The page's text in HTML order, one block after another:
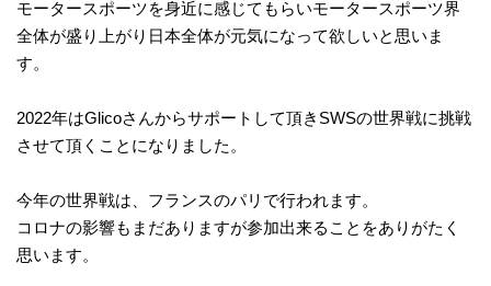
モータースポーツを身近に感じてもらいモータースポーツ界
全体が盛り上がり日本全体が元気になって欲しいと思いま
す。
2022年はGlicoさんからサポートして頂きSWSの世界戦に挑戦
させて頂くことになりました。
今年の世界戦は、フランスのパリで行われます。
コロナの影響もまだありますが参加出来ることをありがたく
思います。